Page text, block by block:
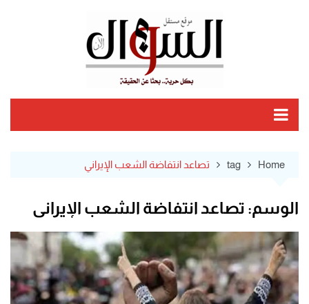
Home
tag تصاعد انتفاضة الشعب الإيراني
الوسم: تصاعد انتفاضة الشعب الإيراني